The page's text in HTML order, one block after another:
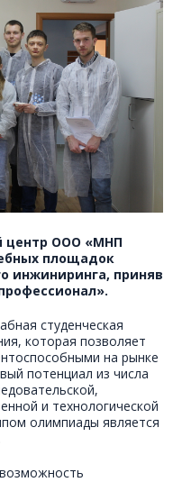
центр ООО «МНП
площадок
инжиниринга, приняв
студенческая
которая позволяет
на рынке
потенциал из числа
и технологической
олимпиады является